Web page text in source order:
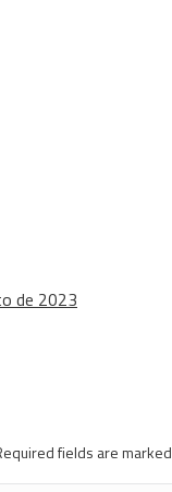
de 2023
fields are marked